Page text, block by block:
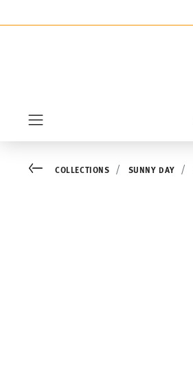
Go backCOLLECTIONS SUNNY DAY